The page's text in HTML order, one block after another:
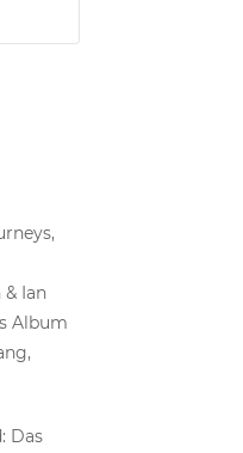
Ian
Album
Das